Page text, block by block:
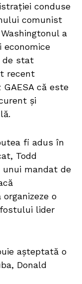
conduse
comunist
a
de stat
recent
că este
și
fi adus în
Todd
mandat de
o
lider
așteptată o
Donald